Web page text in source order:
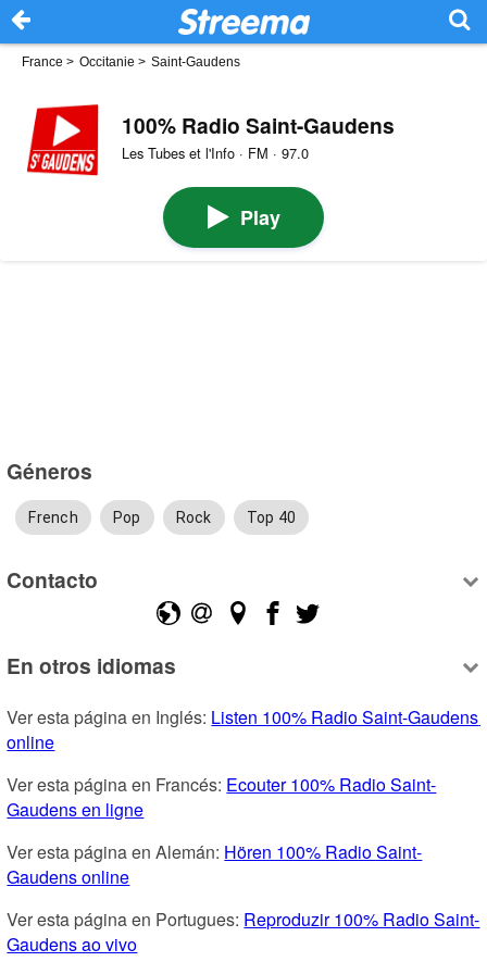
France > Occitanie > Saint-Gaudens
100% Radio Saint-Gaudens
Les Tubes et l'Info · FM · 97.0
Play
Géneros
French Pop Rock Top 40
Contacto
En otros idiomas
Ver esta página en Inglés: Listen 100% Radio Saint-Gaudens
online
Ver esta página en Francés: Ecouter 100% Radio Saint-
Gaudens en ligne
Ver esta página en Alemán: Hören 100% Radio Saint-
Gaudens online
Ver esta página en Portugues: Reproduzir 100% Radio Saint-
Gaudens ao vivo